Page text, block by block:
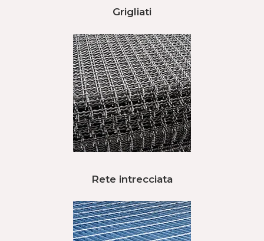
Grigliati
Rete intrecciata